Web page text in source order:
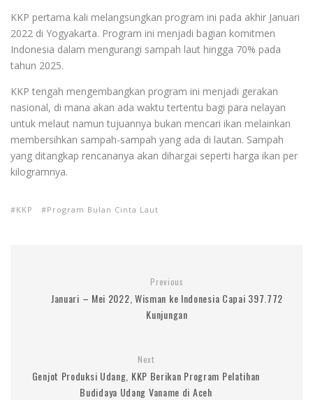
KKP pertama kali melangsungkan program ini pada akhir Januari
2022 di Yogyakarta. Program ini menjadi bagian komitmen
Indonesia dalam mengurangi sampah laut hingga 70% pada
tahun 2025.
KKP tengah mengembangkan program ini menjadi gerakan
nasional, di mana akan ada waktu tertentu bagi para nelayan
untuk melaut namun tujuannya bukan mencari ikan melainkan
membersihkan sampah-sampah yang ada di lautan. Sampah
yang ditangkap rencananya akan dihargai seperti harga ikan per
kilogramnya.
KKP Program Bulan Cinta Laut
Previous
Januari – Mei 2022, Wisman ke Indonesia Capai 397.772
Kunjungan
Next
Genjot Produksi Udang, KKP Berikan Program Pelatihan
Budidaya Udang Vaname di Aceh